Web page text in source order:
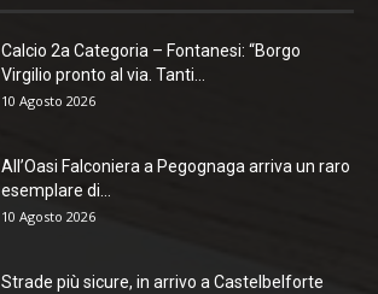
Calcio 2a Categoria – Fontanesi: “Borgo
Virgilio pronto al via. Tanti...
10 Agosto 2026
All’Oasi Falconiera a Pegognaga arriva un raro
esemplare di...
10 Agosto 2026
Strade più sicure, in arrivo a Castelbelforte